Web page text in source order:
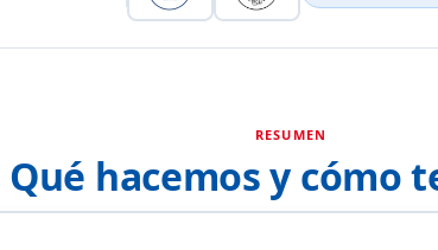
RESUMEN
Qué hacemos y cómo